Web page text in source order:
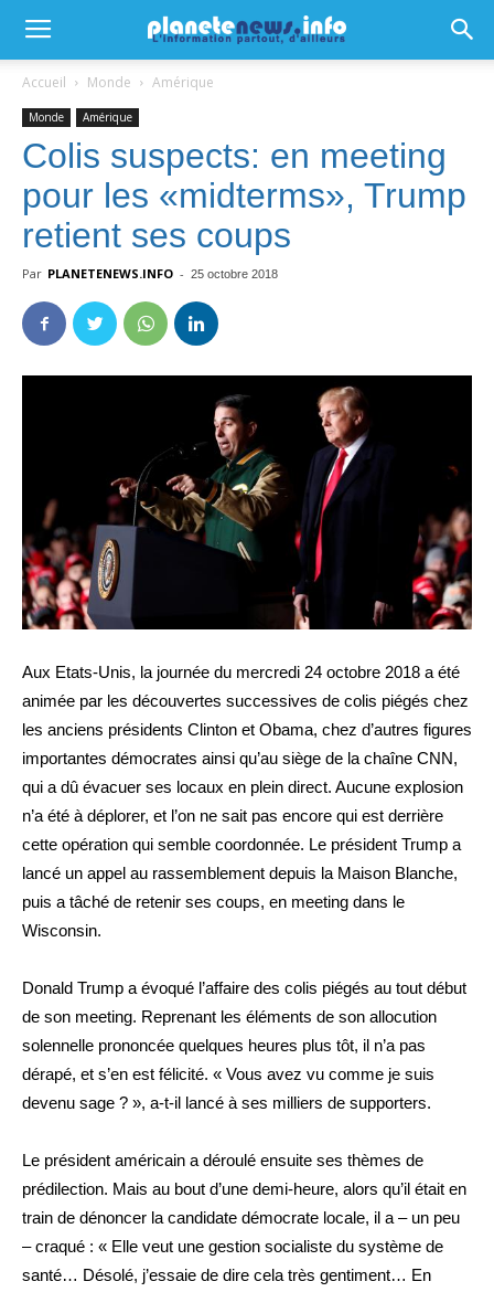
Accueil Monde Amérique
Monde Amérique
Colis suspects: en meeting
pour les «midterms», Trump
retient ses coups
Par PLANETENEWS.INFO - 25 octobre 2018
Aux Etats-Unis, la journée du mercredi 24 octobre 2018 a été
animée par les découvertes successives de colis piégés chez
les anciens présidents Clinton et Obama, chez d’autres figures
importantes démocrates ainsi qu’au siège de la chaîne CNN,
qui a dû évacuer ses locaux en plein direct. Aucune explosion
n’a été à déplorer, et l’on ne sait pas encore qui est derrière
cette opération qui semble coordonnée. Le président Trump a
lancé un appel au rassemblement depuis la Maison Blanche,
puis a tâché de retenir ses coups, en meeting dans le
Wisconsin.
Donald Trump a évoqué l’affaire des colis piégés au tout début
de son meeting. Reprenant les éléments de son allocution
solennelle prononcée quelques heures plus tôt, il n’a pas
dérapé, et s’en est félicité. « Vous avez vu comme je suis
devenu sage ? », a-t-il lancé à ses milliers de supporters.
Le président américain a déroulé ensuite ses thèmes de
prédilection. Mais au bout d’une demi-heure, alors qu’il était en
train de dénoncer la candidate démocrate locale, il a – un peu
– craqué : « Elle veut une gestion socialiste du système de
santé… Désolé, j’essaie de dire cela très gentiment… En